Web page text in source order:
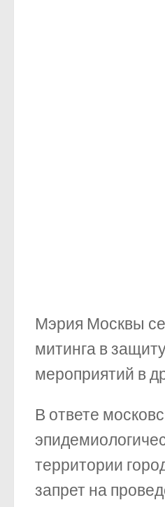
Мэрия Москвы
митинга в
мероприятий в
В ответе
территории
запрет на